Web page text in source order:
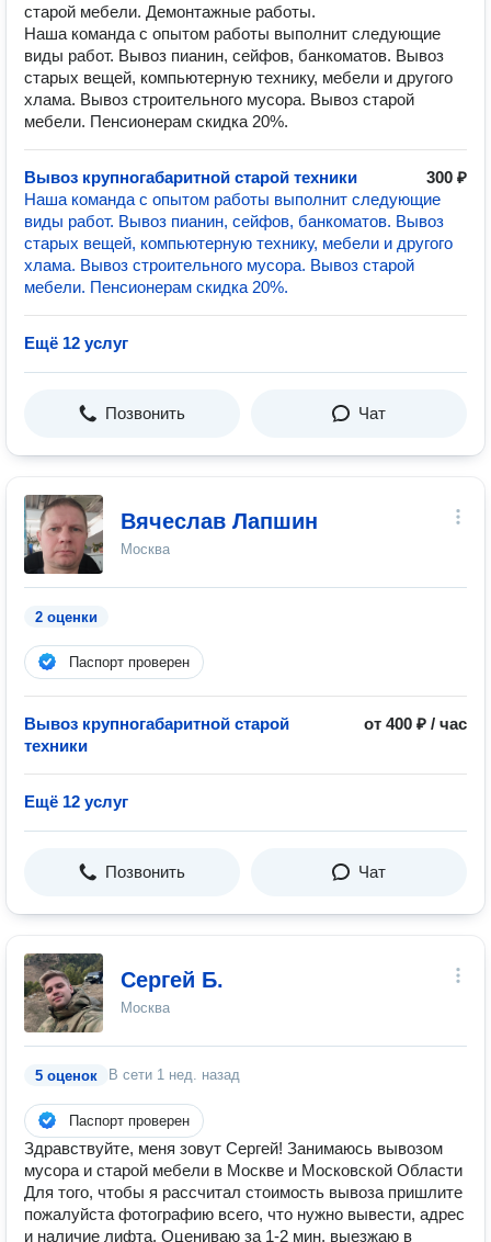
старой мебели. Демонтажные работы.
Наша команда с опытом работы выполнит следующие
виды работ. Вывоз пианин, сейфов, банкоматов. Вывоз
старых вещей, компьютерную технику, мебели и другого
хлама. Вывоз строительного мусора. Вывоз старой
мебели. Пенсионерам скидка 20%.
Вывоз крупногабаритной старой техники
300 ₽
Наша команда с опытом работы выполнит следующие
виды работ. Вывоз пианин, сейфов, банкоматов. Вывоз
старых вещей, компьютерную технику, мебели и другого
хлама. Вывоз строительного мусора. Вывоз старой
мебели. Пенсионерам скидка 20%.
Ещё 12 услуг
Позвонить Чат
Вячеслав Лапшин
Москва
2 оценки
Паспорт проверен
Вывоз крупногабаритной старой
техники
от 400 ₽ / час
Ещё 12 услуг
Позвонить Чат
Сергей Б.
Москва
5 оценок В сети 1 нед. назад
Паспорт проверен
Здравствуйте, меня зовут Сергей! Занимаюсь вывозом
мусора и старой мебели в Москве и Московской Области
Для того, чтобы я рассчитал стоимость вывоза пришлите
пожалуйста фотографию всего, что нужно вывести, адрес
и наличие лифта. Оцениваю за 1-2 мин, выезжаю в